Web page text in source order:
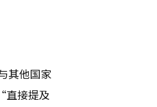
其他国家
直接提及